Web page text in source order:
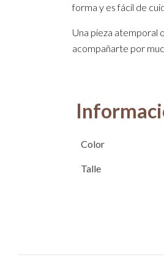
forma y es fácil de
Una pieza atemporal
acompañarte por
Color
Talle